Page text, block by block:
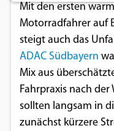
Mit den ersten
Motorradfahrer auf
steigt auch das
ADAC Südbayern
Mix aus
Fahrpraxis nach
sollten langsam in
zunächst kürzere
Notwendige
grundlegende
einwandfreie
erforderlich.
Name: